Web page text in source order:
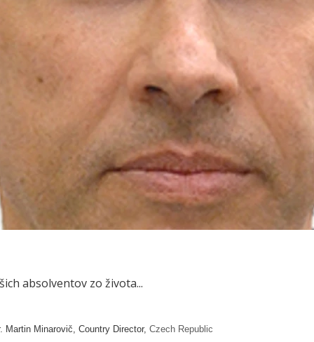
absolventov zo života...
Martin Minarovič, Country Director, Czech Republic